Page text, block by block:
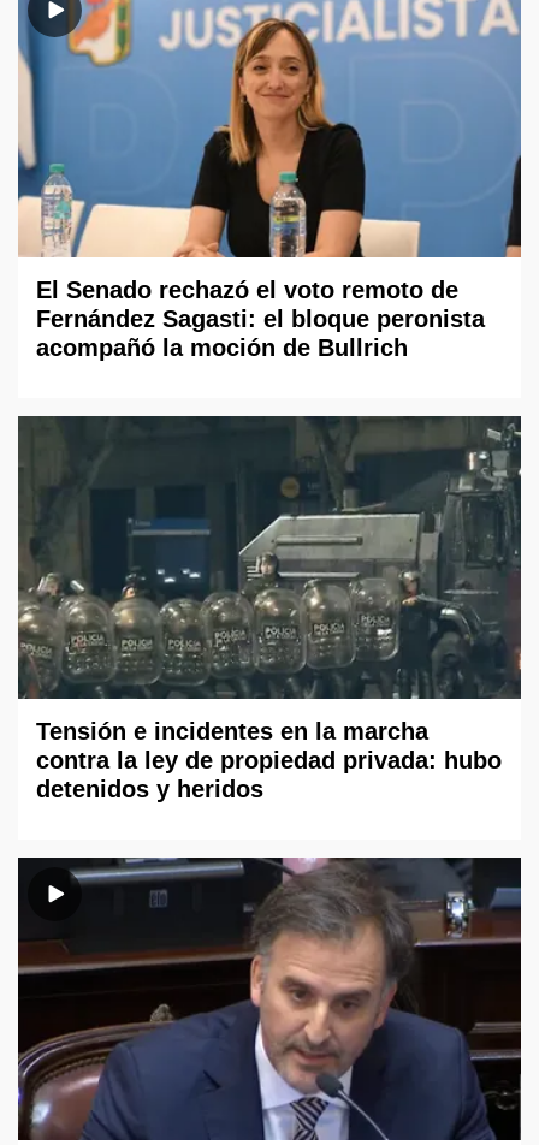
El Senado rechazó el voto remoto de
Fernández Sagasti: el bloque peronista
acompañó la moción de Bullrich
Tensión e incidentes en la marcha
contra la ley de propiedad privada: hubo
detenidos y heridos